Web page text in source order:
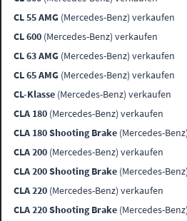
CL 55 AMG (Mercedes-Benz) verkaufen
CL 600 (Mercedes-Benz) verkaufen
CL 63 AMG (Mercedes-Benz) verkaufen
CL 65 AMG (Mercedes-Benz) verkaufen
CL-Klasse (Mercedes-Benz) verkaufen
CLA 180 (Mercedes-Benz) verkaufen
CLA 180 Shooting Brake (Mercedes-
CLA 200 (Mercedes-Benz) verkaufen
CLA 200 Shooting Brake (Mercedes-
CLA 220 (Mercedes-Benz) verkaufen
CLA 220 Shooting Brake (Mercedes-